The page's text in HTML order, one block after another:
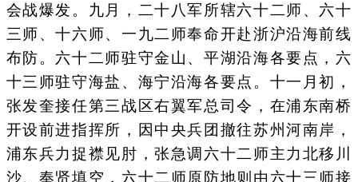
会战爆发。九月，二十八军所辖六十二师、六十
三师、十六师、一九二师奉命开赴浙沪沿海前线
布防。六十二师驻守金山、平湖沿海各要点，六
十三师驻守海盐、海宁沿海各要点。十一月初，
张发奎接任第三战区右翼军总司令，在浦东南桥
开设前进指挥所，因中央兵团撤往苏州河南岸，
浦东兵力捉襟见肘，张急调六十二师主力北移川
沙、奉贤填空，六十二师原防地则由六十三师接